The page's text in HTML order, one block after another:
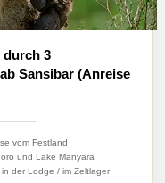
durch 3
Sansibar (Anreise
vom Festland
und Lake Manyara
der Lodge / im Zeltlager